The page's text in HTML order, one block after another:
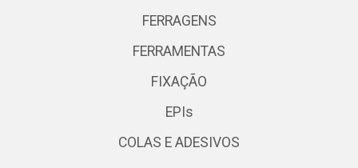
FERRAGENS
FERRAMENTAS
FIXAÇÃO
EPIs
COLAS E ADESIVOS